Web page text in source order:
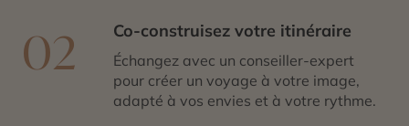
02 Co-construisez votre itinéraire
Échangez avec un conseiller-expert
pour créer un voyage à votre image,
adapté à vos envies et à votre rythme.